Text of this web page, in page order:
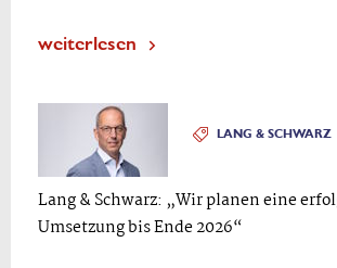
weiterlesen
LANG & SCHWARZ
Lang & Schwarz: „Wir planen eine
Umsetzung bis Ende 2026“